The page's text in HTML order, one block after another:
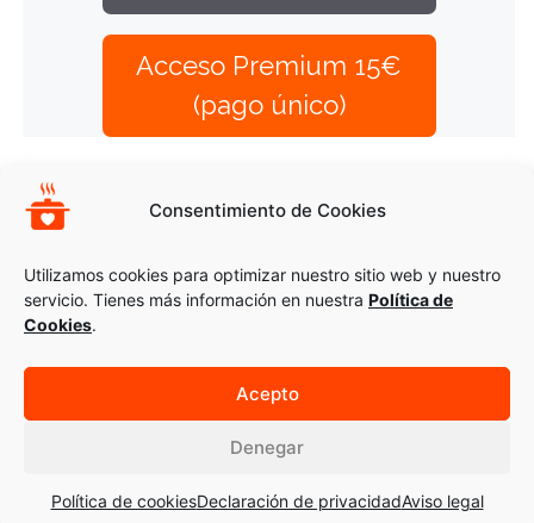
Consentimiento de Cookies
Utilizamos cookies para optimizar nuestro sitio web y nuestro
servicio. Tienes más información en nuestra Política de
Cookies.
Acepto
Denegar
Política de cookiesDeclaración de privacidadAviso legal
Acceso Premium 15€
(pago único)
Opciones Complementarias
PATÉ DE TOFU Y ALGAS
© 2026 Recetas Montse Bradford